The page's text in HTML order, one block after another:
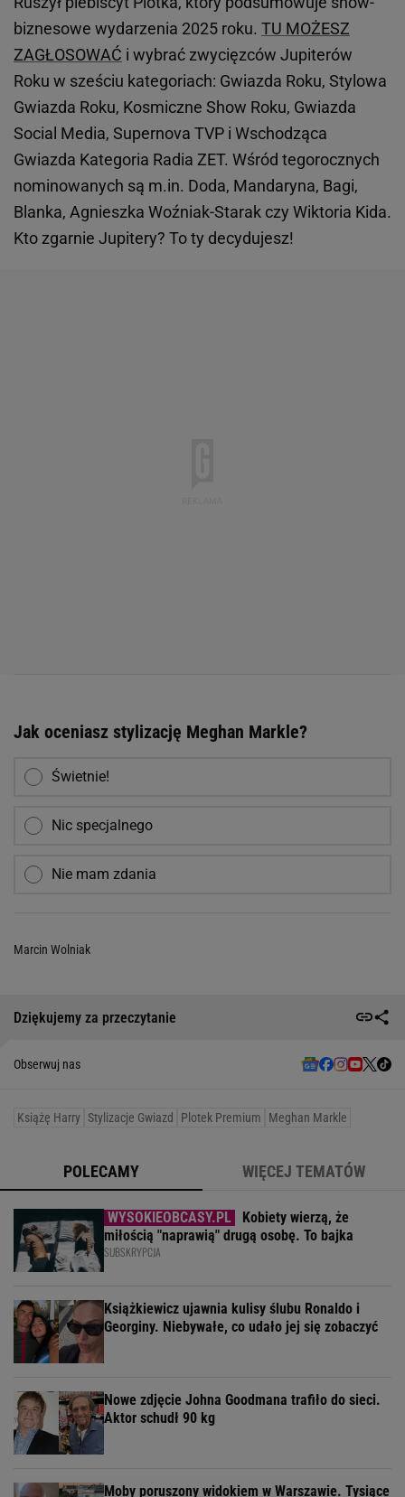
biznesowe wydarzenia 2025 roku. TU MOŻESZ
ZAGŁOSOWAĆ i wybrać zwycięzców Jupiterów
Roku w sześciu kategoriach: Gwiazda Roku, Stylowa
Gwiazda Roku, Kosmiczne Show Roku, Gwiazda
Social Media, Supernova TVP i Wschodząca
Gwiazda Kategoria Radia ZET. Wśród tegorocznych
nominowanych są m.in. Doda, Mandaryna, Bagi,
Blanka, Agnieszka Woźniak-Starak czy Wiktoria Kida.
Kto zgarnie Jupitery? To ty decydujesz!
Jak oceniasz stylizację Meghan Markle?
Świetnie!
Nic specjalnego
Nie mam zdania
Marcin Wolniak
Dziękujemy za przeczytanie
Obserwuj nas
Książę Harry Stylizacje Gwiazd Plotek Premium Meghan Markle
POLECAMY WIĘCEJ TEMATÓW
Kobiety wierzą, że
miłością "naprawią" drugą osobę. To bajka
SUBSKRYPCJA
Książkiewicz ujawnia kulisy ślubu Ronaldo i
Georginy. Niebywałe, co udało jej się zobaczyć
Nowe zdjęcie Johna Goodmana trafiło do sieci.
Aktor schudł 90 kg
Moby poruszony widokiem w Warszawie. Tysiące